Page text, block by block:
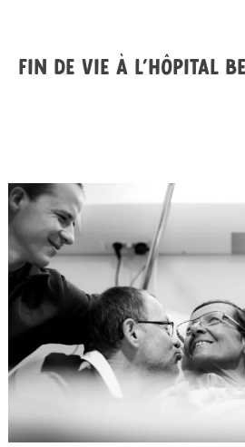
Fin de vie à l’hôpital